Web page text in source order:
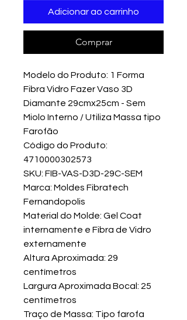
Adicionar ao carrinho
Comprar
Modelo do Produto: 1 Forma
Fibra Vidro Fazer Vaso 3D
Diamante 29cmx25cm - Sem
Miolo Interno / Utiliza Massa tipo
Farofão
Código do Produto:
4710000302573
SKU: FIB-VAS-D3D-29C-SEM
Marca: Moldes Fibratech
Fernandopolis
Material do Molde: Gel Coat
internamente e Fibra de Vidro
externamente
Altura Aproximada: 29
centímetros
Largura Aproximada Bocal: 25
centímetros
Traço de Massa: Tipo farofa